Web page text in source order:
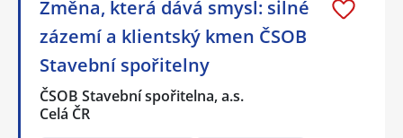
Změna, která dává smysl: silné
zázemí a klientský kmen ČSOB
Stavební spořitelny
ČSOB Stavební spořitelna, a.s.
Celá ČR